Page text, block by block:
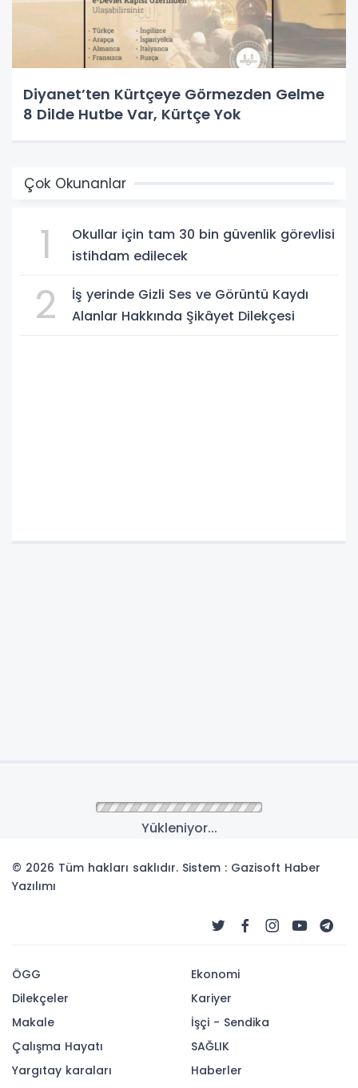
Diyanet’ten Kürtçeye Görmezden Gelme
8 Dilde Hutbe Var, Kürtçe Yok
Çok Okunanlar
1
Okullar için tam 30 bin güvenlik görevlisi
istihdam edilecek
2
İş yerinde Gizli Ses ve Görüntü Kaydı
Alanlar Hakkında Şikâyet Dilekçesi
Yükleniyor...
© 2026 Tüm hakları saklıdır. Sistem : Gazisoft Haber
Yazılımı
ÖGG
Dilekçeler
Makale
Çalışma Hayatı
Yargıtay karaları
Ekonomi
Kariyer
İşçi - Sendika
SAĞLIK
Haberler